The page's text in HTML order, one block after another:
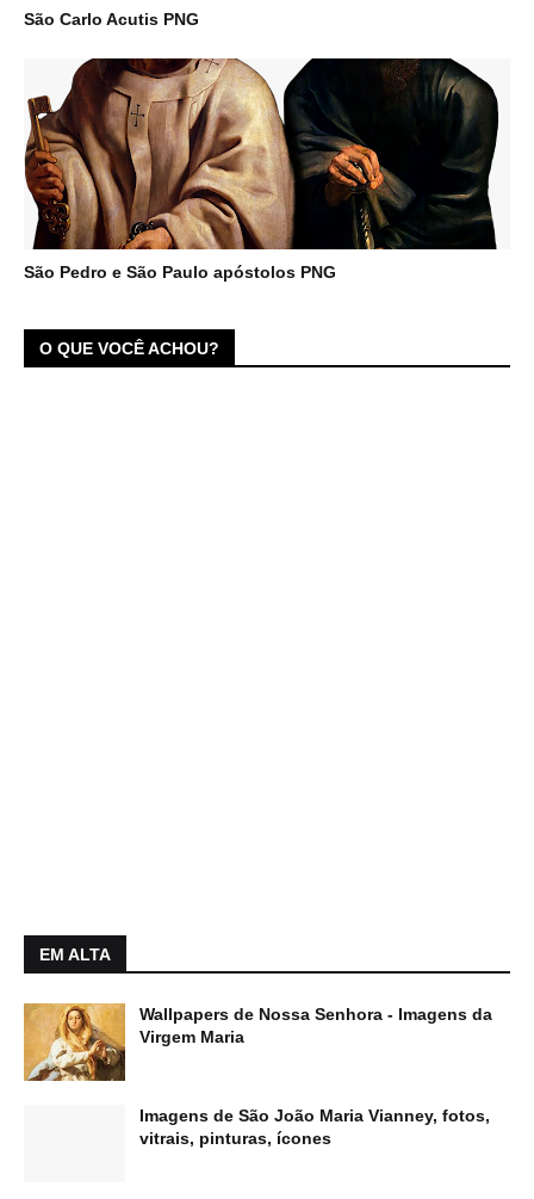
São Carlo Acutis PNG
São Pedro e São Paulo apóstolos PNG
O QUE VOCÊ ACHOU?
EM ALTA
Wallpapers de Nossa Senhora - Imagens da
Virgem Maria
Imagens de São João Maria Vianney, fotos,
vitrais, pinturas, ícones